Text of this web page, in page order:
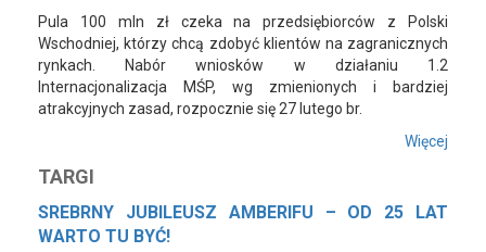
Pula 100 mln zł czeka na przedsiębiorców z Polski
Wschodniej, którzy chcą zdobyć klientów na zagranicznych
rynkach. Nabór wniosków w działaniu 1.2
Internacjonalizacja MŚP, wg zmienionych i bardziej
atrakcyjnych zasad, rozpocznie się 27 lutego br.
Więcej
TARGI
SREBRNY JUBILEUSZ AMBERIFU – OD 25 LAT
WARTO TU BYĆ!